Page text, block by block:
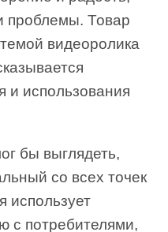
проблемы. Товар
видеоролика
и использования
бы выглядеть,
со всех точек
использует
с потребителями,